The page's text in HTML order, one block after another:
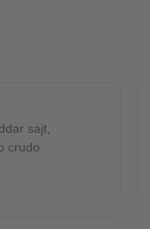
sajt,
crudo